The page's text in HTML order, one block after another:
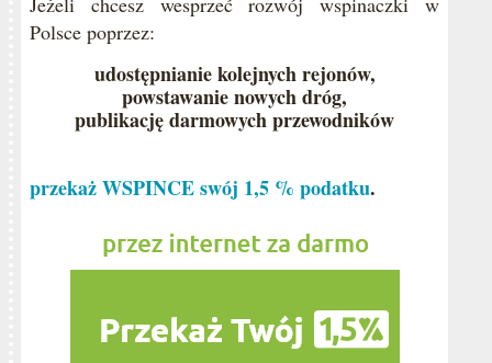
Polsce poprzez:
udostępnianie kolejnych rejonów,
powstawanie nowych dróg,
publikację darmowych przewodników
przekaż WSPINCE swój 1,5 % podatku.